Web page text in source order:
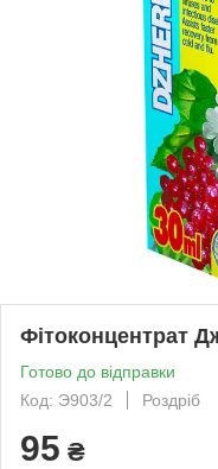
Фітоконцентрат
Готово до відправки
Код: Э903/2
Роздріб
95 ₴